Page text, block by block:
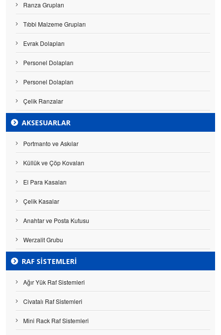
Ranza Grupları
Tıbbi Malzeme Grupları
Evrak Dolapları
Personel Dolapları
Personel Dolapları
Çelik Ranzalar
AKSESUARLAR
Portmanto ve Askılar
Küllük ve Çöp Kovaları
El Para Kasaları
Çelik Kasalar
Anahtar ve Posta Kutusu
Werzalit Grubu
RAF SISTEMLERI
Ağır Yük Raf Sistemleri
Civatalı Raf Sistemleri
Mini Rack Raf Sistemleri